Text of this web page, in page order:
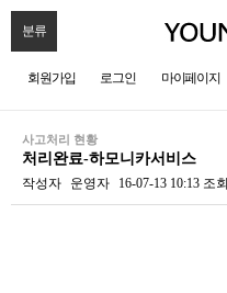
분류
회원가입 로그인 마이페이지
사고처리 현황
처리완료-하모니카서비스
작성자 운영자 16-07-13 10:13 조회